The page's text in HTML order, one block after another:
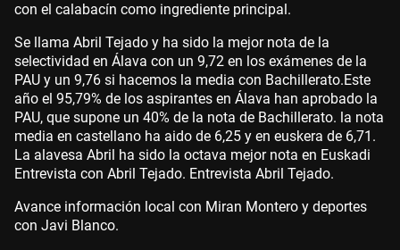
con el calabacín como ingrediente principal.
Se llama Abril Tejado y ha sido la mejor nota de la
selectividad en Álava con un 9,72 en los exámenes de la
PAU y un 9,76 si hacemos la media con Bachillerato.Este
año el 95,79% de los aspirantes en Álava han aprobado la
PAU, que supone un 40% de la nota de Bachillerato. la nota
media en castellano ha aido de 6,25 y en euskera de 6,71.
La alavesa Abril ha sido la octava mejor nota en Euskadi
Entrevista con Abril Tejado. Entrevista Abril Tejado.
Avance información local con Miran Montero y deportes
con Javi Blanco.